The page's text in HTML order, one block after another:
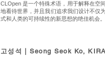
CLOpen 是一个特殊术语，用于解释在空
地看待世界，并且我们追求我们设计不仅
式和人类的可持续性的新思想的绝佳机会。​
고성석 | Seong Seok Ko,